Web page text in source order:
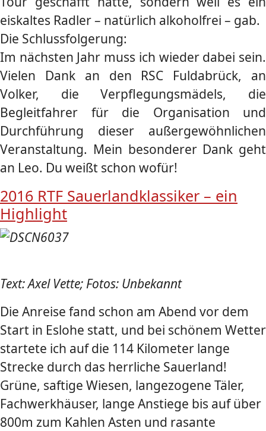
eiskaltes Radler – natürlich alkoholfrei – gab.
Die Schlussfolgerung:
Im nächsten Jahr muss ich wieder dabei sein.
Vielen Dank an den RSC Fuldabrück, an
Volker, die Verpflegungsmädels, die
Begleitfahrer für die Organisation und
Durchführung dieser außergewöhnlichen
Veranstaltung. Mein besonderer Dank geht
an Leo. Du weißt schon wofür!
2016 RTF Sauerlandklassiker – ein
Highlight
Text: Axel Vette; Fotos: Unbekannt
Die Anreise fand schon am Abend vor dem
Start in Eslohe statt, und bei schönem Wetter
startete ich auf die 114 Kilometer lange
Strecke durch das herrliche Sauerland!
Grüne, saftige Wiesen, langezogene Täler,
Fachwerkhäuser, lange Anstiege bis auf über
800m zum Kahlen Asten und rasante